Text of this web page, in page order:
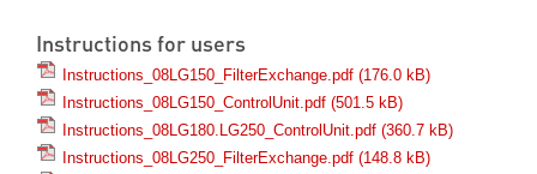
Instructions for users
Instructions_08LG150_FilterExchange.pdf (176.0 kB)
Instructions_08LG150_ControlUnit.pdf (501.5 kB)
Instructions_08LG180.LG250_ControlUnit.pdf (360.7 kB)
Instructions_08LG250_FilterExchange.pdf (148.8 kB)